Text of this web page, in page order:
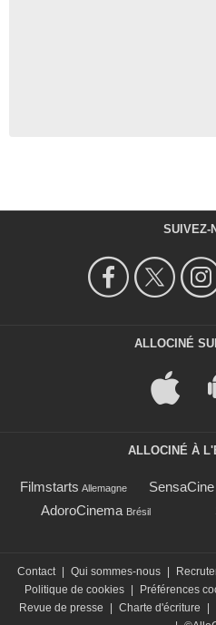
SUIVEZ-
ALLOCINÉ
ALLOCINÉ À
Filmstarts Allemagne SensaCine
AdoroCinema Brésil
Contact Qui sommes-nous
Politique de cookies
Préférences
Revue de presse
Charte d'écriture